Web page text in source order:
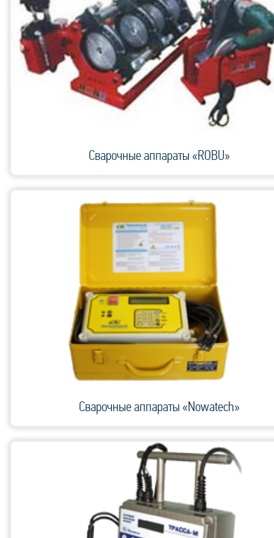
Сварочные аппараты «ROBU»
Сварочные аппараты «Nowatech»